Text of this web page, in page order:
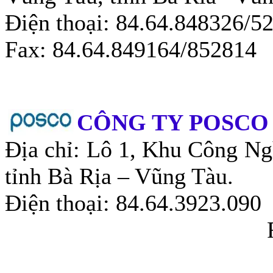
Điện thoại:
Fax: 84.64.849164/852814
CÔNG TY
Địa chỉ: Lô 1, Khu Công
tỉnh Bà Rịa – Vũng Tàu.
Điện thoại: 84.64.3923.090
Fax: